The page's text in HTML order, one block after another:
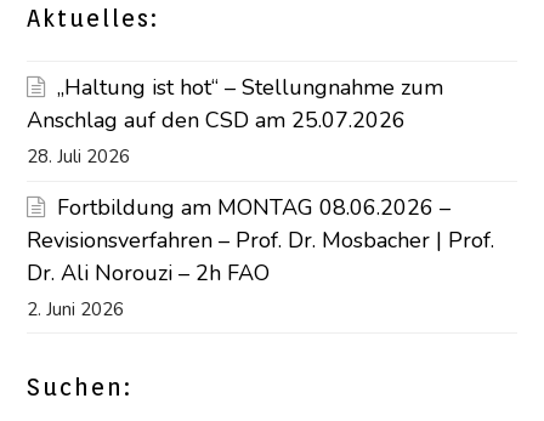
Aktuelles:
„Haltung ist hot“ – Stellungnahme zum
Anschlag auf den CSD am 25.07.2026
28. Juli 2026
Fortbildung am MONTAG 08.06.2026 –
Revisionsverfahren – Prof. Dr. Mosbacher | Prof.
Dr. Ali Norouzi – 2h FAO
2. Juni 2026
Suchen: